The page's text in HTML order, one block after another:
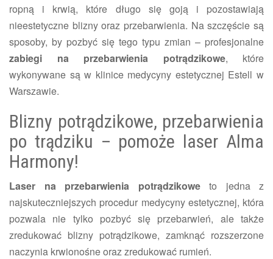
ropną i krwią, które długo się goją i pozostawiają
nieestetyczne blizny oraz przebarwienia. Na szczęście są
sposoby, by pozbyć się tego typu zmian – profesjonalne
zabiegi na przebarwienia potrądzikowe, które
wykonywane są w klinice medycyny estetycznej Estell w
Warszawie.
Blizny potrądzikowe, przebarwienia
po trądziku – pomoże laser Alma
Harmony!
Laser na przebarwienia potrądzikowe to jedna z
najskuteczniejszych procedur medycyny estetycznej, która
pozwala nie tylko pozbyć się przebarwień, ale także
zredukować blizny potrądzikowe, zamknąć rozszerzone
naczynia krwionośne oraz zredukować rumień.